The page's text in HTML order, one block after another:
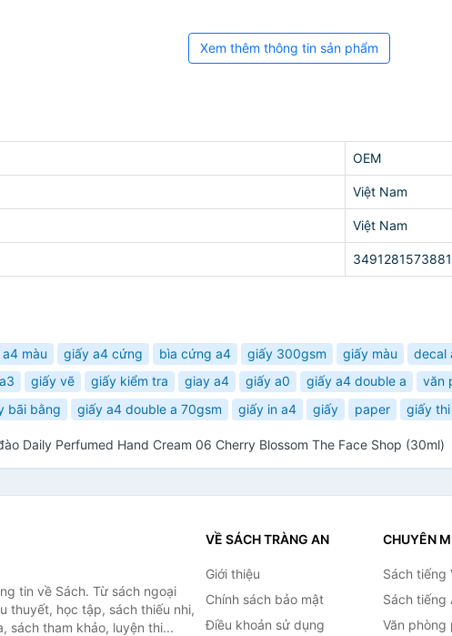
Xem thêm thông tin sản phẩm
OEM
Việt Nam
Việt Nam
3491281573881
màu giấy a4 cứng bìa cứng a4 giấy 300gsm giấy màu decal
giấy vẽ giấy kiểm tra giay a4 giấy a0 giấy a4 double a văn
bãi bằng giấy a4 double a 70gsm giấy in a4 giấy paper giấy
Daily Perfumed Hand Cream 06 Cherry Blossom The Face Shop (30ml)
tin về Sách. Từ sách ngoại
thuyết, học tập, sách thiếu nhi,
sách tham khảo, luyện thi...
VỀ SÁCH TRÀNG AN
Giới thiệu
Chính sách bảo mật
Điều khoản sử dụng
CHUYÊN
Sách tiếng
Sách tiếng
Văn phòng